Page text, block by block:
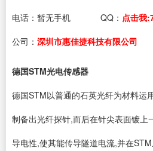
电话： 暂无手机 QQ： 点击我
公司： 深圳市惠佳捷科技有限公司
德国STM光电传感器
德国STM以普通的石英光纤为材料运
制备出光纤探针,而后在针尖表面镀上
导电性,使其能传导隧道电流,并在